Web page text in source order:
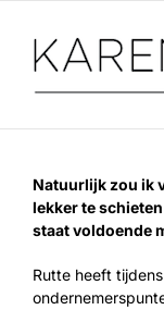
inhoud
Natuurlijk zou ik
lekker te
staat voldoende
Rutte heeft